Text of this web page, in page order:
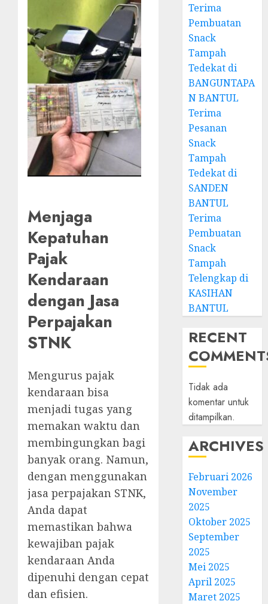
Menjaga
Kepatuhan
Pajak
Kendaraan
dengan Jasa
Perpajakan
STNK
Mengurus pajak
kendaraan bisa
menjadi tugas yang
memakan waktu dan
membingungkan bagi
banyak orang. Namun,
dengan menggunakan
jasa perpajakan STNK,
Anda dapat
memastikan bahwa
kewajiban pajak
kendaraan Anda
dipenuhi dengan cepat
dan efisien.
Terima
Pembuatan
Snack
Tampah
Tedekat di
BANGUNTAPA
N BANTUL
Terima
Pesanan
Snack
Tampah
Tedekat di
SANDEN
BANTUL
Terima
Pembuatan
Snack
Tampah
Telengkap di
KASIHAN
BANTUL
RECENT
Tidak ada
komentar untuk
ditampilkan.
ARCHIVES
Februari 2026
November
2025
Oktober 2025
September
2025
Mei 2025
April 2025
Maret 2025